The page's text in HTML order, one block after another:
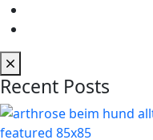
Recent Posts